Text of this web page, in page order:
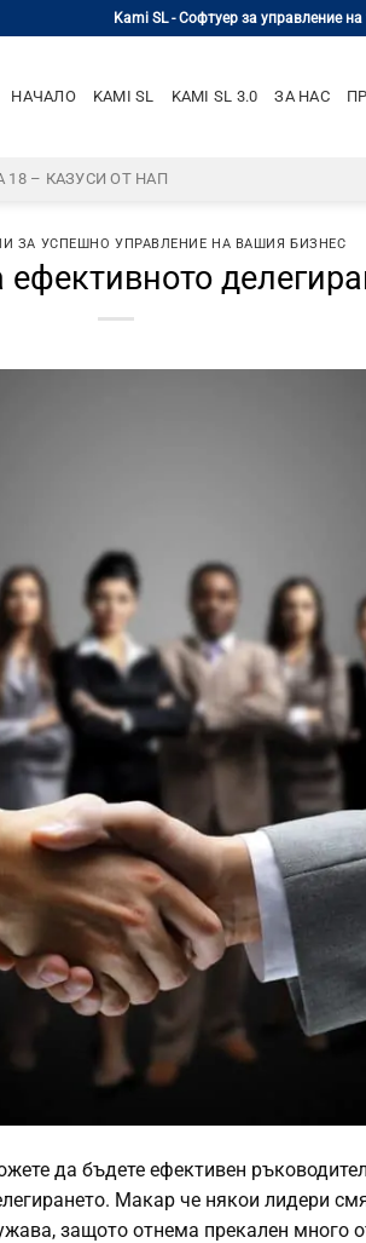
Kami SL - Софтуер за управление на
НАЧАЛО KAMI SL KAMI SL 3.0 ЗА НАС
18 – КАЗУСИ ОТ НАП
ЗА УСПЕШНО УПРАВЛЕНИЕ НА ВАШИЯ БИЗНЕС
ефективното
да бъдете ефективен
Макар че някои лидери
защото отнема прекален много